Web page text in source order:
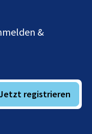
&
registrieren